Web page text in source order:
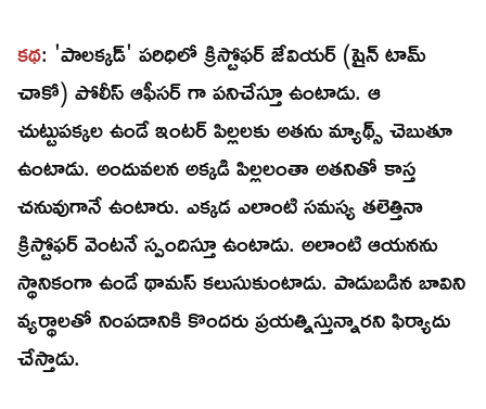
కథ: 'పాలక్కడ్' పరిధిలో క్రిస్టోఫర్ జేవియర్ (షైన్ టామ్
చాకో) పోలీస్ ఆఫీసర్ గా పనిచేస్తూ ఉంటాడు. ఆ
చుట్టుపక్కల ఉండే ఇంటర్ పిల్లలకు అతను మ్యాథ్స్ చెబుతూ
ఉంటాడు. అందువలన అక్కడి పిల్లలంతా అతనితో కాస్త
చనువుగానే ఉంటారు. ఎక్కడ ఎలాంటి సమస్య తలెత్తినా
క్రిస్టోఫర్ వెంటనే స్పందిస్తూ ఉంటాడు. అలాంటి ఆయనను
స్థానికంగా ఉండే థామస్ కలుసుకుంటాడు. పాడుబడిన బావిని
వ్యర్థాలతో నింపడానికి కొందరు ప్రయత్నిస్తున్నారని ఫిర్యాదు
చేస్తాడు.